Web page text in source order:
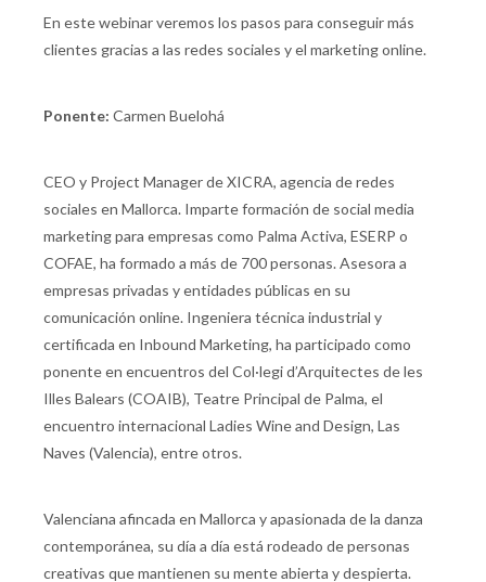
En este webinar veremos los pasos para conseguir más
clientes gracias a las redes sociales y el marketing online.
Ponente: Carmen Buelohá
CEO y Project Manager de XICRA, agencia de redes
sociales en Mallorca. Imparte formación de social media
marketing para empresas como Palma Activa, ESERP o
COFAE, ha formado a más de 700 personas. Asesora a
empresas privadas y entidades públicas en su
comunicación online. Ingeniera técnica industrial y
certificada en Inbound Marketing, ha participado como
ponente en encuentros del Col·legi d’Arquitectes de les
Illes Balears (COAIB), Teatre Principal de Palma, el
encuentro internacional Ladies Wine and Design, Las
Naves (Valencia), entre otros.
Valenciana afincada en Mallorca y apasionada de la danza
contemporánea, su día a día está rodeado de personas
creativas que mantienen su mente abierta y despierta.